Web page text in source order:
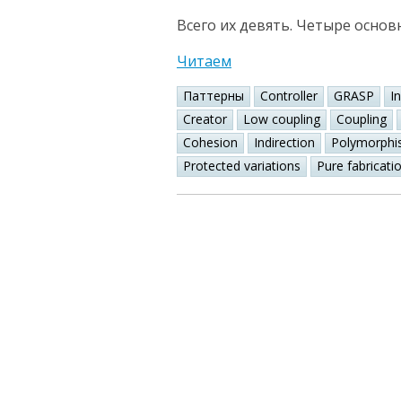
Всего их девять. Четыре
Читаем
Паттерны Controller GRASP
Creator
Low coupling Coupling
Cohesion
Indirection
Protected variations
Pure